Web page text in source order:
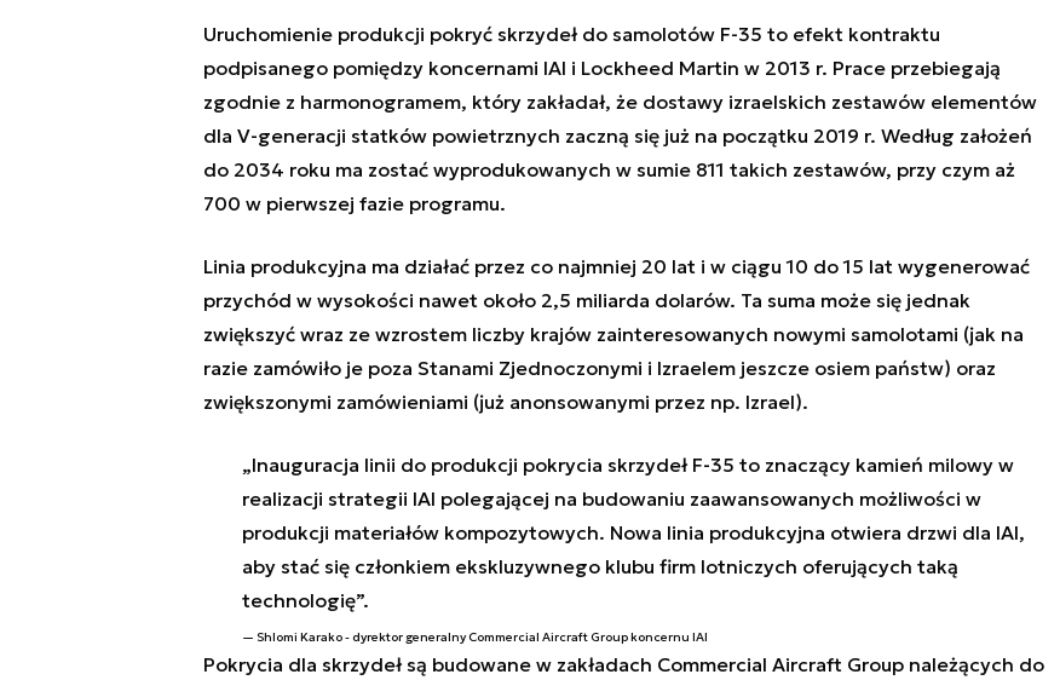
Uruchomienie produkcji pokryć skrzydeł do samolotów F-35 to efekt kontraktu
podpisanego pomiędzy koncernami IAI i Lockheed Martin w 2013 r. Prace przebiegają
zgodnie z harmonogramem, który zakładał, że dostawy izraelskich zestawów elementów
dla V-generacji statków powietrznych zaczną się już na początku 2019 r. Według założeń
do 2034 roku ma zostać wyprodukowanych w sumie 811 takich zestawów, przy czym aż
700 w pierwszej fazie programu.
Linia produkcyjna ma działać przez co najmniej 20 lat i w ciągu 10 do 15 lat wygenerować
przychód w wysokości nawet około 2,5 miliarda dolarów. Ta suma może się jednak
zwiększyć wraz ze wzrostem liczby krajów zainteresowanych nowymi samolotami (jak na
razie zamówiło je poza Stanami Zjednoczonymi i Izraelem jeszcze osiem państw) oraz
zwiększonymi zamówieniami (już anonsowanymi przez np. Izrael).
„Inauguracja linii do produkcji pokrycia skrzydeł F-35 to znaczący kamień milowy w
realizacji strategii IAI polegającej na budowaniu zaawansowanych możliwości w
produkcji materiałów kompozytowych. Nowa linia produkcyjna otwiera drzwi dla IAI,
aby stać się członkiem ekskluzywnego klubu firm lotniczych oferujących taką
technologię”.
Shlomi Karako - dyrektor generalny Commercial Aircraft Group koncernu IAI
Pokrycia dla skrzydeł są budowane w zakładach Commercial Aircraft Group należących do